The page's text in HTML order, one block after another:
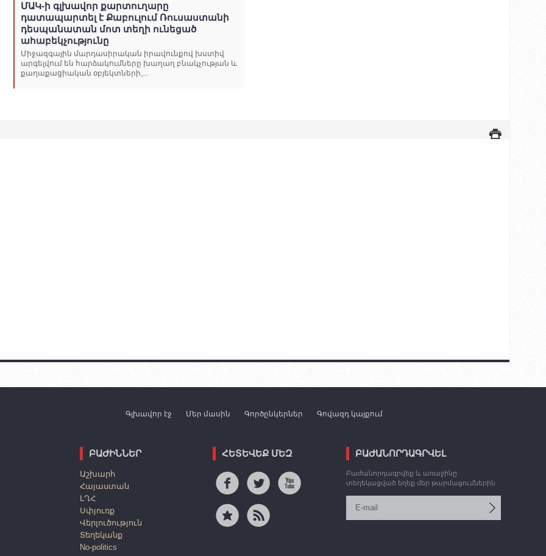
ՄԱԿ-ի գլխավոր քարտուղարը
դատապարտել է Քաբուլում Ռուսաստանի
դեսպանատան մոտ տեղի ունեցած
ահաբեկչությունը
Միջազգային մարդասիրական իրավունքով խստիվ
արգելվում են հարձակումները խաղաղ բնակչության և
քաղաքացիական օբյեկտների,...
Գլխավոր էջ Մեր մասին Գործընկերներ Գովազդ կայքում
ԲԱԺԻՆՆԵՐ
Աշխարհ
Հայաստան
ԼՂՀ
Սփյուռք
Վերլուծություն
Տեղեկանք
No-politics
ՀԵՏԵՎԵՔ ՄԵԶ ԲԱԺԱՆՈՐԴԱԳՐՎԵԼ
Բաժանորդագրվեք և առաջինը
տեղեկացված եղեք մեր թարմացումներին